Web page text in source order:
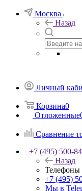
Москва
Назад
Личный
Корзина0
Отложенные
Сравнение
+7 (495) 500-
Назад
Телефоны
+7 (495)
Мы в